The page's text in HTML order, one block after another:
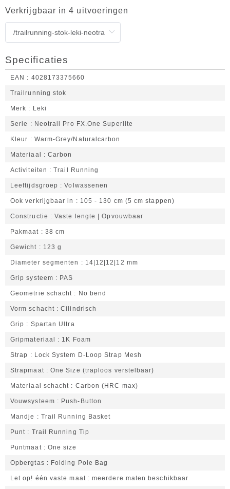
Verkrijgbaar in 4 uitvoeringen
Specificaties
EAN 4028173375660
Trailrunning stok
Merk Leki
Serie Neotrail Pro FX.One Superlite
Kleur Warm-Grey/Naturalcarbon
Materiaal Carbon
Activiteiten Trail Running
Leeftijdsgroep Volwassenen
Ook verkrijgbaar in 105 - 130 cm (5 cm stappen)
Constructie Vaste lengte | Opvouwbaar
Pakmaat 38 cm
Gewicht 123 g
Diameter segmenten 14|12|12|12 mm
Grip systeem PAS
Geometrie schacht No bend
Vorm schacht Cilindrisch
Grip Spartan Ultra
Gripmateriaal 1K Foam
Strap Lock System D-Loop Strap Mesh
Strapmaat One Size (traploos verstelbaar)
Materiaal schacht Carbon (HRC max)
Vouwsysteem Push-Button
Mandje Trail Running Basket
Punt Trail Running Tip
Puntmaat One size
Opbergtas Folding Pole Bag
Let op! één vaste maat meerdere maten beschikbaar